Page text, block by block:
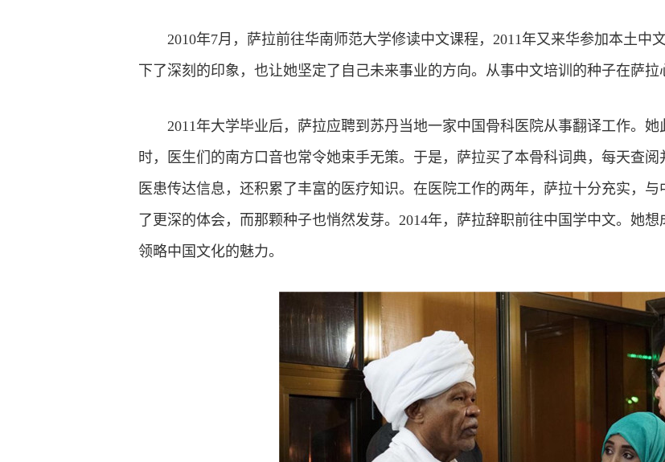
2010年7月，萨拉前往华南师范大学修读中文课程，2011年又来华参加本土中
下了深刻的印象，也让她坚定了自己未来事业的方向。从事中文培训的种子在萨拉
2011年大学毕业后，萨拉应聘到苏丹当地一家中国骨科医院从事翻译工作。
时，医生们的南方口音也常令她束手无策。于是，萨拉买了本骨科词典，每天查
医患传达信息，还积累了丰富的医疗知识。在医院工作的两年，萨拉十分充实，
了更深的体会，而那颗种子也悄然发芽。2014年，萨拉辞职前往中国学中文。她
领略中国文化的魅力。